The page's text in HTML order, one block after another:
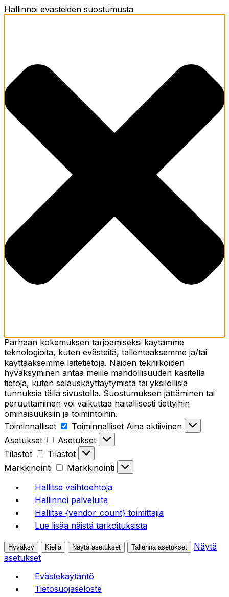
Hallinnoi evästeiden suostumusta
Parhaan kokemuksen tarjoamiseksi käytämme
teknologioita, kuten evästeitä, tallentaaksemme ja/tai
käyttääksemme laitetietoja. Näiden tekniikoiden
hyväksyminen antaa meille mahdollisuuden käsitellä
tietoja, kuten selauskäyttäytymistä tai yksilöllisiä
tunnuksia tällä sivustolla. Suostumuksen jättäminen tai
peruuttaminen voi vaikuttaa haitallisesti tiettyihin
ominaisuuksiin ja toimintoihin.
Toiminnalliset
Toiminnalliset Aina aktiivinen
Asetukset
Asetukset
Tilastot
Tilastot
Markkinointi
Markkinointi
Hallitse vaihtoehtoja
Hallinnoi palveluita
Hallitse {vendor_count} toimittajia
Lue lisää näistä tarkoituksista
Hyväksy Kiellä Näytä asetukset Tallenna asetukset
Näytä
asetukset
Evästekäytäntö
Tietosuojaseloste